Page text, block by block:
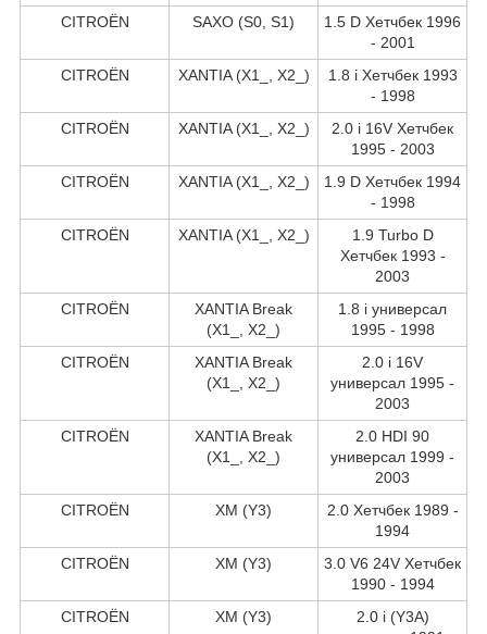
CITROËN
SAXO (S0, S1)
1.5 D Хетчбек 1996
- 2001
CITROËN
XANTIA (X1_, X2_)
1.8 i Хетчбек 1993
- 1998
CITROËN
XANTIA (X1_, X2_)
2.0 i 16V Хетчбек
1995 - 2003
CITROËN
XANTIA (X1_, X2_)
1.9 D Хетчбек 1994
- 1998
CITROËN
XANTIA (X1_, X2_)
1.9 Turbo D
Хетчбек 1993 -
2003
CITROËN
XANTIA Break
(X1_, X2_)
1.8 i универсал
1995 - 1998
CITROËN
XANTIA Break
(X1_, X2_)
2.0 i 16V
универсал 1995 -
2003
CITROËN
XANTIA Break
(X1_, X2_)
2.0 HDI 90
универсал 1999 -
2003
CITROËN
XM (Y3)
2.0 Хетчбек 1989 -
1994
CITROËN
XM (Y3)
3.0 V6 24V Хетчбек
1990 - 1994
CITROËN
XM (Y3)
2.0 i (Y3A)